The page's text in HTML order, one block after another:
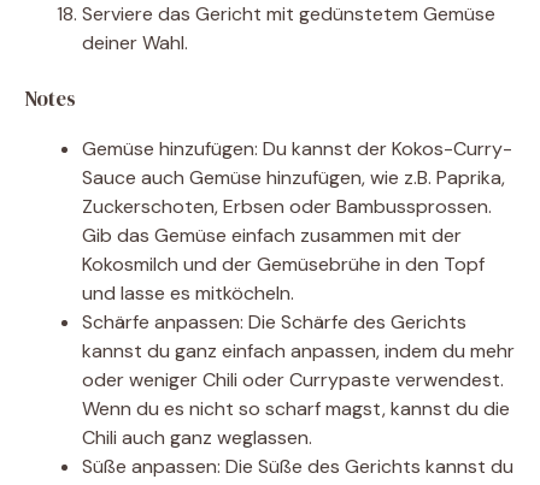
Serviere das Gericht mit gedünstetem Gemüse
deiner Wahl.
Notes
Gemüse hinzufügen: Du kannst der Kokos-Curry-
Sauce auch Gemüse hinzufügen, wie z.B. Paprika,
Zuckerschoten, Erbsen oder Bambussprossen.
Gib das Gemüse einfach zusammen mit der
Kokosmilch und der Gemüsebrühe in den Topf
und lasse es mitköcheln.
Schärfe anpassen: Die Schärfe des Gerichts
kannst du ganz einfach anpassen, indem du mehr
oder weniger Chili oder Currypaste verwendest.
Wenn du es nicht so scharf magst, kannst du die
Chili auch ganz weglassen.
Süße anpassen: Die Süße des Gerichts kannst du